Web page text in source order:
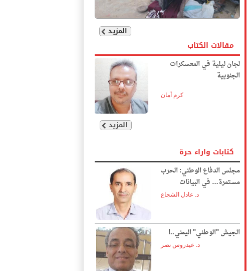
المزيد
مقالات الكتاب
لجان ليلية في المعسكرات
الجنوبية
كرم أمان
المزيد
كتابات واراء حرة
مجلس الدفاع الوطني: الحرب
مستمرة… في البيانات
د. عادل الشجاع
الجيش "الوطني" اليمني..!
د. عيدروس نصر